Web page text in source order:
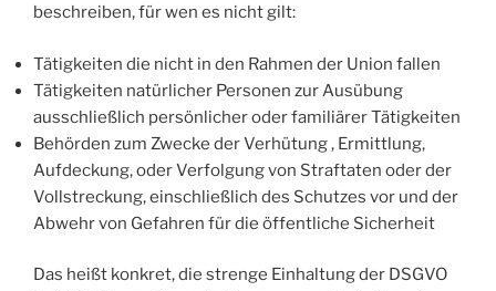
beschreiben, für wen es nicht gilt:
Tätigkeiten die nicht in den Rahmen der Union fallen
Tätigkeiten natürlicher Personen zur Ausübung
ausschließlich persönlicher oder familiärer Tätigkeiten
Behörden zum Zwecke der Verhütung , Ermittlung,
Aufdeckung, oder Verfolgung von Straftaten oder der
Vollstreckung, einschließlich des Schutzes vor und der
Abwehr von Gefahren für die öffentliche Sicherheit
Das heißt konkret, die strenge Einhaltung der DSGVO